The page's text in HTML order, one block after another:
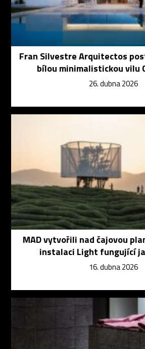
Fran Silvestre Arquitectos
bílou minimalistickou vilu
26. dubna 2026
MAD vytvořili nad čajovou
instalaci Light fungující
16. dubna 2026